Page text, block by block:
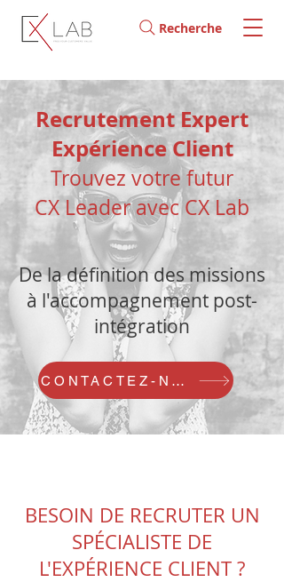
Recherche
Recrutement Expert
Expérience Client
Trouvez votre futur
CX Leader avec CX Lab
De la définition des missions
à l'accompagnement post-
intégration
CONTACTEZ-NOUS
BESOIN DE RECRUTER UN
SPÉCIALISTE DE
L'EXPÉRIENCE CLIENT ?